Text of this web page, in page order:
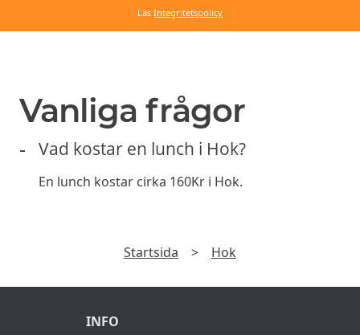
Läs Integritetspolicy
Vanliga frågor
Vad kostar en lunch i Hok?
En lunch kostar cirka 160Kr i Hok.
Startsida > Hok
INFO